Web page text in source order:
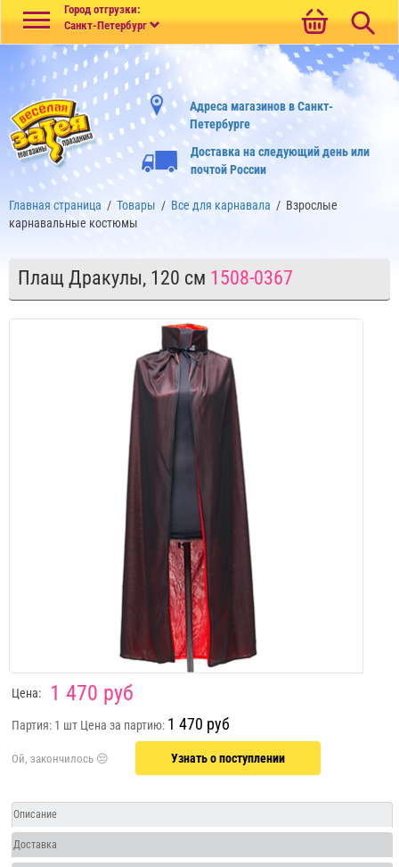
Город отгрузки:
Санкт-Петербург
Адреса магазинов в Санкт-
Петербурге
Доставка на следующий день или
почтой России
Главная страница / Товары / Все для карнавала / Взрослые
карнавальные костюмы
Плащ Дракулы, 120 см 1508-0367
Цена: 1 470 руб
Партия: 1 шт Цена за партию: 1 470 руб
Узнать о поступлении
Описание
Доставка